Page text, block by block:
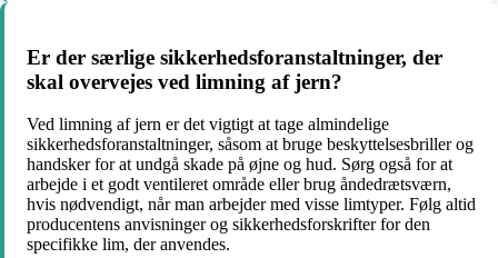
Er der særlige sikkerhedsforanstaltninger, der
skal overvejes ved limning af jern?
Ved limning af jern er det vigtigt at tage almindelige
sikkerhedsforanstaltninger, såsom at bruge beskyttelsesbriller og
handsker for at undgå skade på øjne og hud. Sørg også for at
arbejde i et godt ventileret område eller brug åndedrætsværn,
hvis nødvendigt, når man arbejder med visse limtyper. Følg altid
producentens anvisninger og sikkerhedsforskrifter for den
specifikke lim, der anvendes.